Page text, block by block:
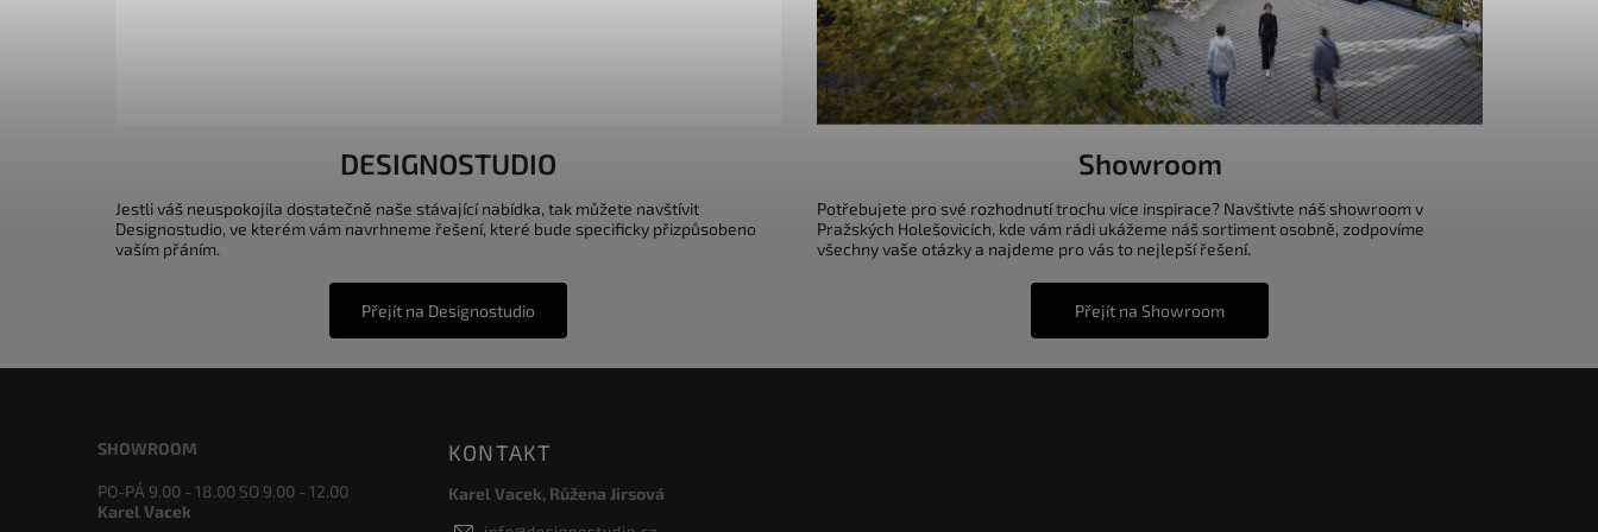
DESIGNOSTUDIO
Jestli váš neuspokojila dostatečně naše stávající nabídka, tak můžete navštívit
Designostudio, ve kterém vám navrhneme řešení, které bude specificky přizpůsobeno
vaším přáním.
Přejít na Designostudio
Showroom
Potřebujete pro své rozhodnutí trochu více inspirace? Navštivte náš showroom v
Pražských Holešovicích, kde vám rádi ukážeme náš sortiment osobně, zodpovíme
všechny vaše otázky a najdeme pro vás to nejlepší řešení.
Přejít na Showroom
SHOWROOM
PO-PÁ 9.00 - 18.00 SO 9.00 - 12.00
Karel Vacek
KONTAKT
Karel Vacek, Růžena Jirsová